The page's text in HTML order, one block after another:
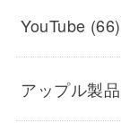
YouTube (66)
アップル製品